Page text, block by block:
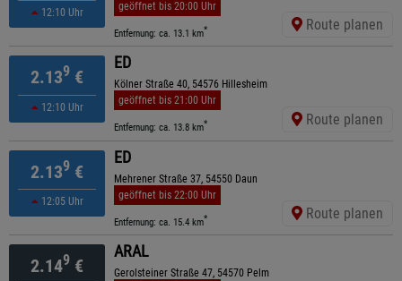
12:10 Uhr
geöffnet bis 20:00 Uhr
Entfernung: ca. 13.1 km* Route planen
2.139 €
12:10 Uhr
ED
Kölner Straße 40, 54576 Hillesheim
geöffnet bis 21:00 Uhr
Entfernung: ca. 13.8 km* Route planen
2.139 €
12:05 Uhr
ED
Mehrener Straße 37, 54550 Daun
geöffnet bis 22:00 Uhr
Entfernung: ca. 15.4 km* Route planen
2.149 €
ARAL
Gerolsteiner Straße 47, 54570 Pelm